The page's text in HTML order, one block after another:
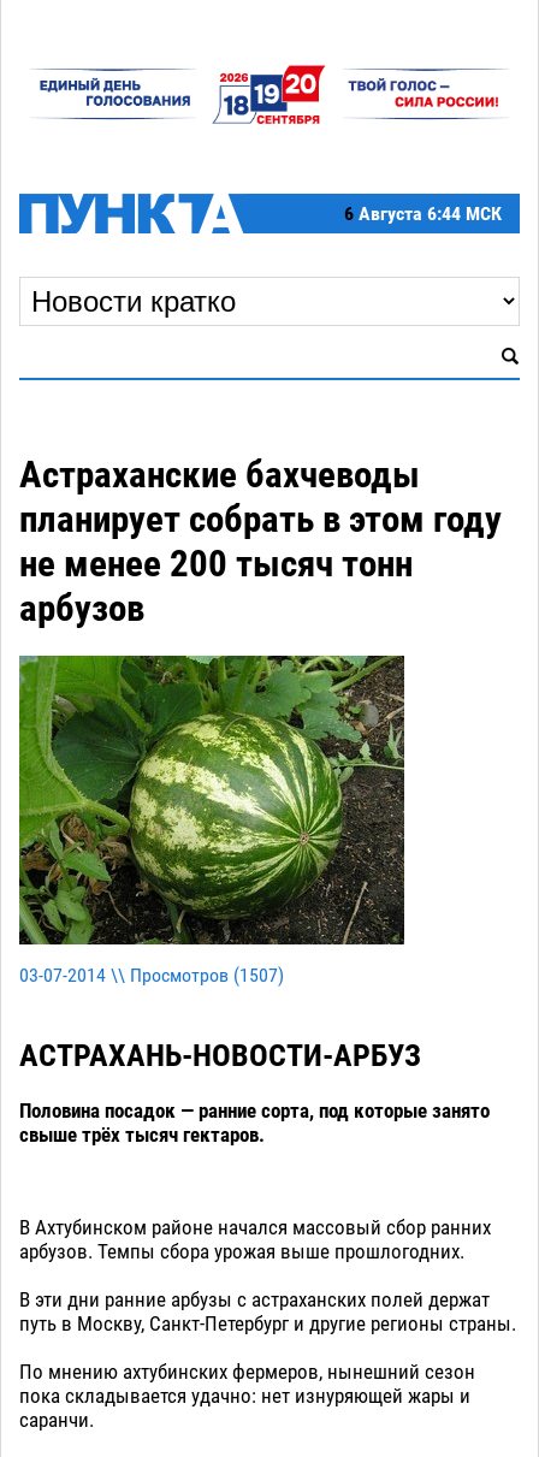
6 Августа 6:44 МСК
Астраханские бахчеводы
планирует собрать в этом году
не менее 200 тысяч тонн
арбузов
03-07-2014 \\ Просмотров (1507)
АСТРАХАНЬ-НОВОСТИ-АРБУЗ
Половина посадок — ранние сорта, под которые занято
свыше трёх тысяч гектаров.
В Ахтубинском районе начался массовый сбор ранних
арбузов. Темпы сбора урожая выше прошлогодних.
В эти дни ранние арбузы с астраханских полей держат
путь в Москву, Санкт-Петербург и другие регионы страны.
По мнению ахтубинских фермеров, нынешний сезон
пока складывается удачно: нет изнуряющей жары и
саранчи.